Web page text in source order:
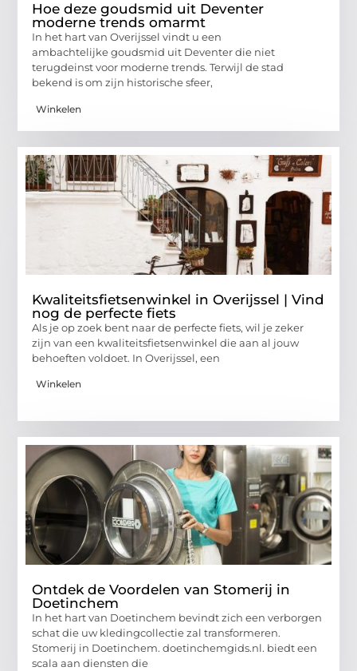
Hoe deze goudsmid uit Deventer
moderne trends omarmt
In het hart van Overijssel vindt u een
ambachtelijke goudsmid uit Deventer die niet
terugdeinst voor moderne trends. Terwijl de stad
bekend is om zijn historische sfeer,
Winkelen
Kwaliteitsfietsenwinkel in Overijssel | Vind
nog de perfecte fiets
Als je op zoek bent naar de perfecte fiets, wil je zeker
zijn van een kwaliteitsfietsenwinkel die aan al jouw
behoeften voldoet. In Overijssel, een
Winkelen
Ontdek de Voordelen van Stomerij in
Doetinchem
In het hart van Doetinchem bevindt zich een verborgen
schat die uw kledingcollectie zal transformeren.
Stomerij in Doetinchem. doetinchemgids.nl. biedt een
scala aan diensten die